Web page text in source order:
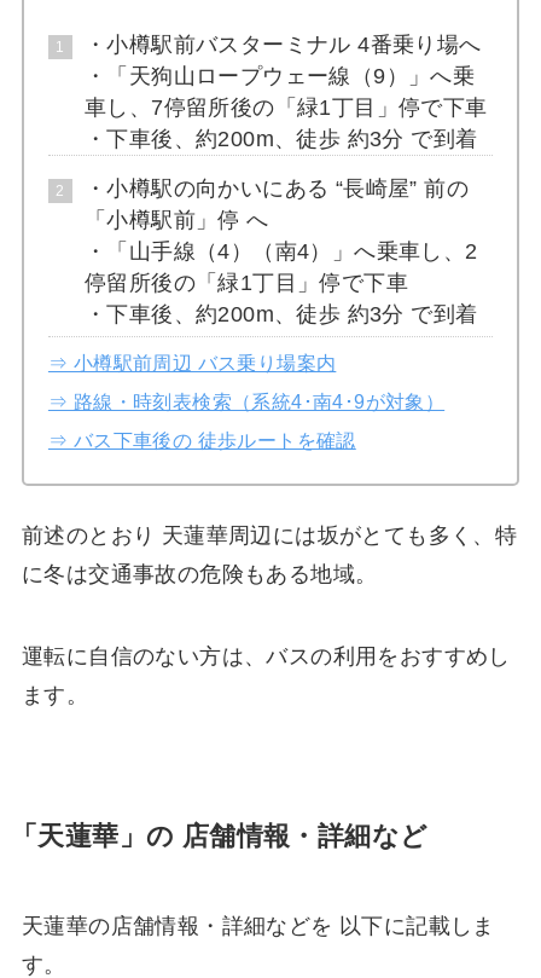
・小樽駅前バスターミナル 4番乗り場へ
・「天狗山ロープウェー線（9）」へ乗
車し、7停留所後の「緑1丁目」停で下車
・下車後、約200m、徒歩 約3分 で到着
・小樽駅の向かいにある “長崎屋” 前の
「小樽駅前」停 へ
・「山手線（4）（南4）」へ乗車し、2
停留所後の「緑1丁目」停で下車
・下車後、約200m、徒歩 約3分 で到着
⇒ 小樽駅前周辺 バス乗り場案内
⇒ 路線・時刻表検索（系統4･南4･9が対象）
⇒ バス下車後の 徒歩ルートを確認
前述のとおり 天蓮華周辺には坂がとても多く、特
に冬は交通事故の危険もある地域。
運転に自信のない方は、バスの利用をおすすめし
ます。
「天蓮華」の 店舗情報・詳細など
天蓮華の店舗情報・詳細などを 以下に記載しま
す。